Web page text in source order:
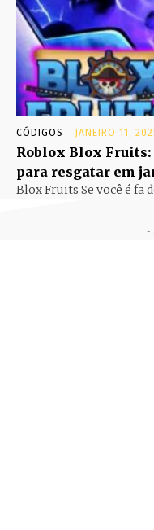
CÓDIGOS JANEIRO 11,
Roblox Blox
para resgatar em
Blox Fruits Se você é fã
-